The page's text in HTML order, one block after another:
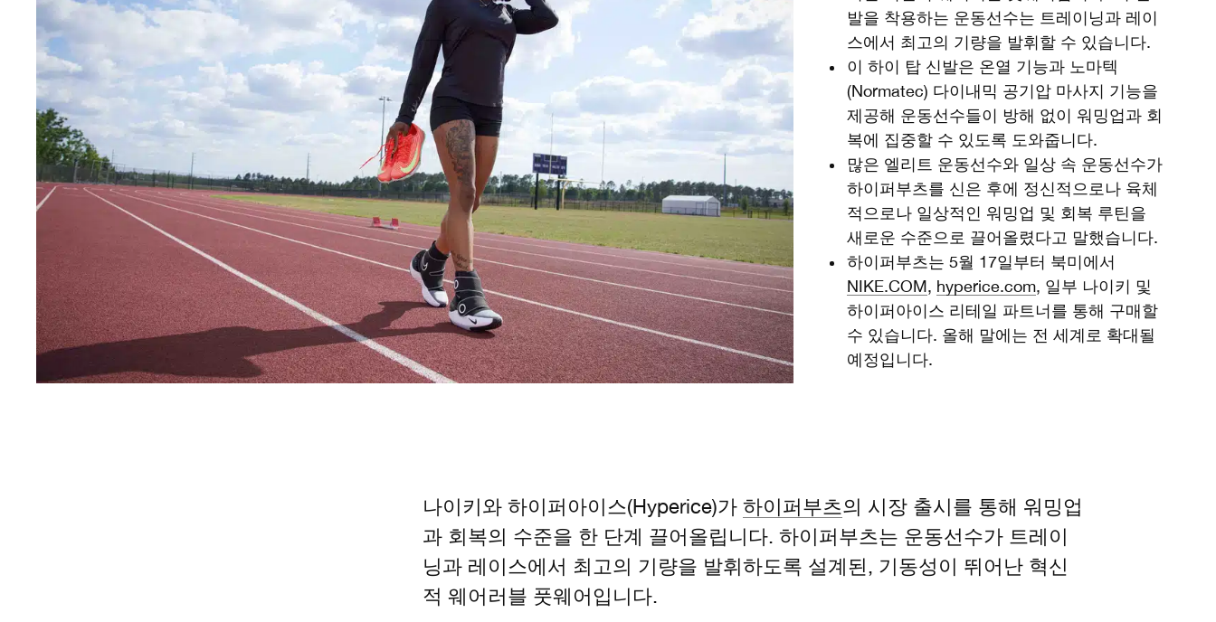
발을 착용하는 운동선수는 트레이닝과 레이
스에서 최고의 기량을 발휘할 수 있습니다.
이 하이 탑 신발은 온열 기능과 노마텍
(Normatec) 다이내믹 공기압 마사지 기능을
제공해 운동선수들이 방해 없이 워밍업과 회
복에 집중할 수 있도록 도와줍니다.
많은 엘리트 운동선수와 일상 속 운동선수가
하이퍼부츠를 신은 후에 정신적으로나 육체
적으로나 일상적인 워밍업 및 회복 루틴을
새로운 수준으로 끌어올렸다고 말했습니다.
하이퍼부츠는 5월 17일부터 북미에서
NIKE.COM, hyperice.com, 일부 나이키 및
하이퍼아이스 리테일 파트너를 통해 구매할
수 있습니다. 올해 말에는 전 세계로 확대될
예정입니다.
나이키와 하이퍼아이스(Hyperice)가 하이퍼부츠의 시장 출시를 통해 워밍업
과 회복의 수준을 한 단계 끌어올립니다. 하이퍼부츠는 운동선수가 트레이
닝과 레이스에서 최고의 기량을 발휘하도록 설계된, 기동성이 뛰어난 혁신
적 웨어러블 풋웨어입니다.